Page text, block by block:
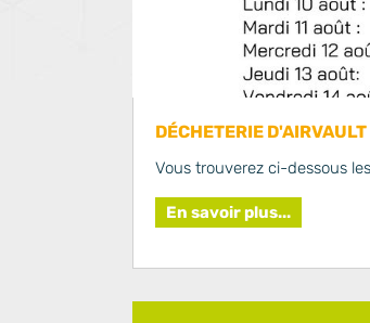
DÉCHETERIE D'AIRVAULT
Vous trouverez ci-dessous
En savoir plus...